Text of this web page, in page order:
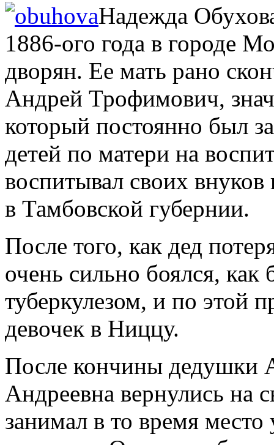
Надежда
1886-ого года в городе
дворян. Ее мать рано
Андрей Трофимович,
который постоянно был
детей по матери на
воспитывал своих внуков
в Тамбовской губернии.
После того, как дед
очень сильно боялся, как
туберкулезом, и по этой
девочек в Ниццу.
После кончины дедушки
Андреевна вернулись на
занимал в то время